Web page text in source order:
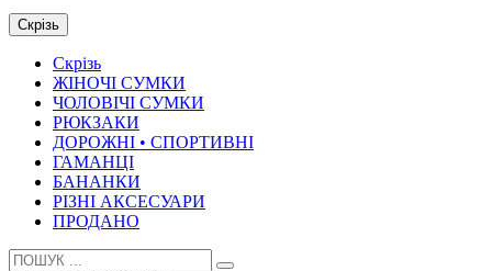
Скрізь
Скрізь
ЖІНОЧІ СУМКИ
ЧОЛОВІЧІ СУМКИ
РЮКЗАКИ
ДОРОЖНІ • СПОРТИВНІ
ГАМАНЦІ
БАНАНКИ
РІЗНІ АКСЕСУАРИ
ПРОДАНО